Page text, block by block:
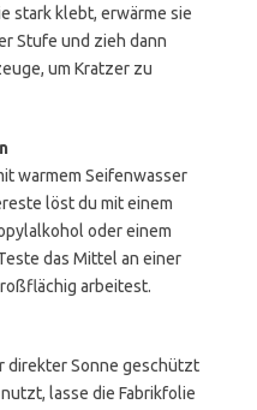
stark klebt, erwärme sie
Stufe und zieh dann
um Kratzer zu
warmem Seifenwasser
löst du mit einem
oder einem
das Mittel an einer
arbeitest.
direkter Sonne geschützt
lasse die Fabrikfolie